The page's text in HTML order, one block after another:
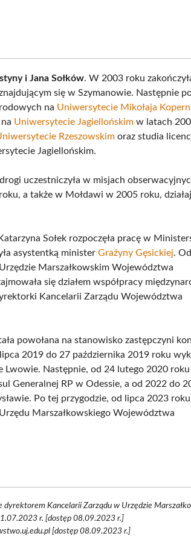
i Jana Sołków. W 2003 roku
się w Szymanowie. Następnie
na Uniwersytecie Mikołaja
Uniwersytecie Jagiellońskim w latach
Rzeszowskim oraz studia
Jagiellońskim.
uczestniczyła w misjach
a także w Mołdawi w 2005 roku,
Sołek rozpoczęła pracę w
asystentką ministerGrażyny Gęsickiej.
Marszałkowskim Województwa
się działem współpracy
Kancelarii Zarządu Województwa
powołana na stanowisko zastępczyni
2019 do 27 października 2019 roku
Lwowie. Następnie, od 24 lutego 2020
Generalnej RP w Odessie, a od 2022 do
Po tej przygodzie, od lipca 2023
Marszałkowskiego Województwa
dyrektorem Kancelarii Zarządu w Urzędzie
r. [dostęp 08.09.2023 r.]
[dostęp 08.09.2023 r.]